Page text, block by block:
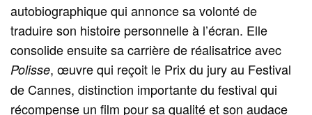
autobiographique qui annonce sa volonté de
traduire son histoire personnelle à l’écran. Elle
consolide ensuite sa carrière de réalisatrice avec
Polisse, œuvre qui reçoit le Prix du jury au Festival
de Cannes, distinction importante du festival qui
récompense un film pour sa qualité et son audace